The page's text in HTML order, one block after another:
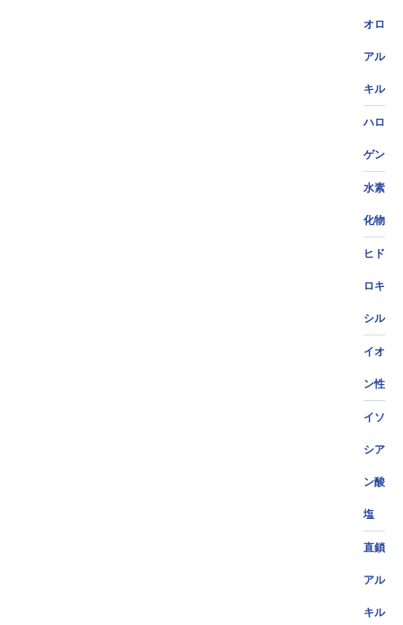
オロ
アル
キル
ハロ
ゲン
水素
化物
ヒド
ロキ
シル
イオ
ン性
イソ
シア
ン酸
塩
直鎖
アル
キル